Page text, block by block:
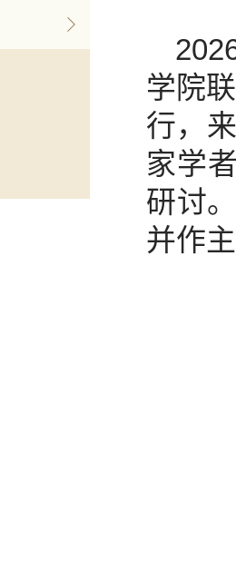
学院
行，
家学
研讨
并作